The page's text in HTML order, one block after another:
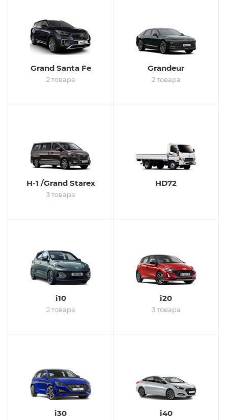
Grand Santa Fe
2 товара
Grandeur
2 товара
H-1 /Grand Starex
3 товара
HD72
i10
2 товара
i20
3 товара
i30 i40